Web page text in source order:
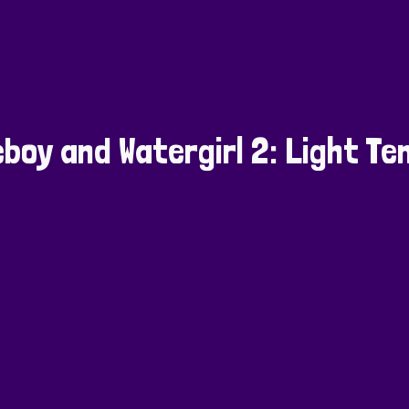
and Watergirl 2: Light